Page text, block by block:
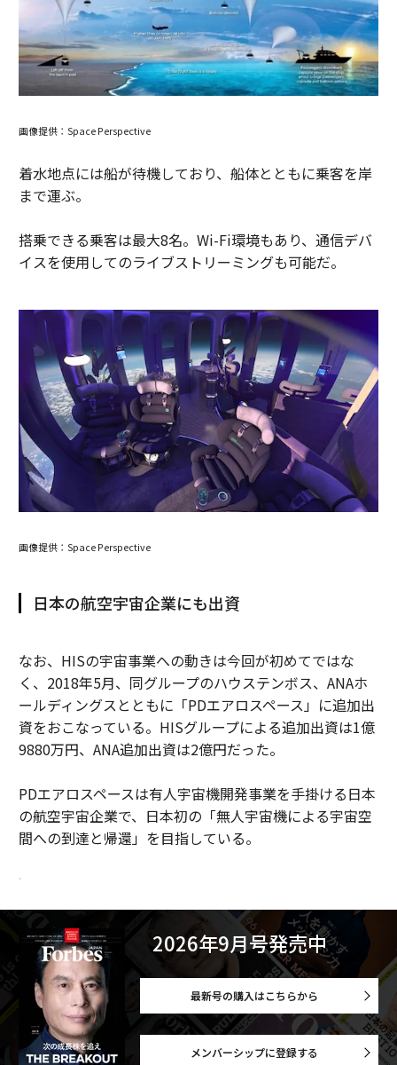
画像提供：Space Perspective
着水地点には船が待機しており、船体とともに乗客を岸
まで運ぶ。
搭乗できる乗客は最大8名。Wi-Fi環境もあり、通信デバ
イスを使用してのライブストリーミングも可能だ。
画像提供：Space Perspective
日本の航空宇宙企業にも出資
なお、HISの宇宙事業への動きは今回が初めてではな
く、2018年5月、同グループのハウステンボス、ANAホ
ールディングスとともに「PDエアロスペース」に追加出
資をおこなっている。HISグループによる追加出資は1億
9880万円、ANA追加出資は2億円だった。
PDエアロスペースは有人宇宙機開発事業を手掛ける日本
の航空宇宙企業で、日本初の「無人宇宙機による宇宙空
間への到達と帰還」を目指している。
.
2026年9月号発売中
最新号の購入はこちらから
メンバーシップに登録する